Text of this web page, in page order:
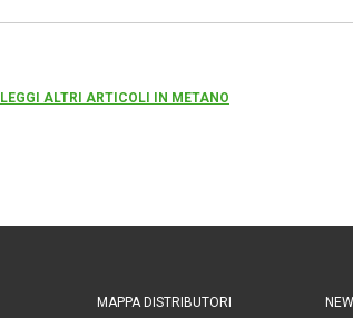
LEGGI ALTRI ARTICOLI IN METANO
MAPPA DISTRIBUTORI